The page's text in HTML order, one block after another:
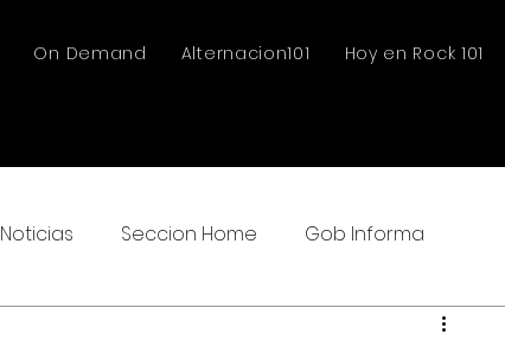
On Demand Alternacion101 Hoy en Rock 101
Noticias Seccion Home Gob Informa